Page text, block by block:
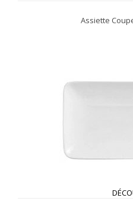
Assiette